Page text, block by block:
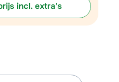
incl. extra's